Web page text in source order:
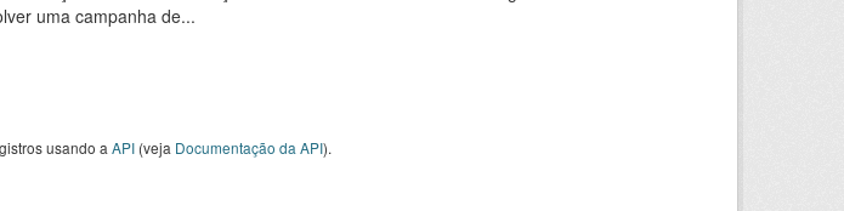
uma campanha de...
usando a API (veja Documentação da API).